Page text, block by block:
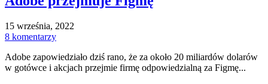
15 września, 2022
8 komentarzy
Adobe zapowiedziało dziś rano, że za około 20 miliardów dolarów
w gotówce i akcjach przejmie firmę odpowiedzialną za Figmę...